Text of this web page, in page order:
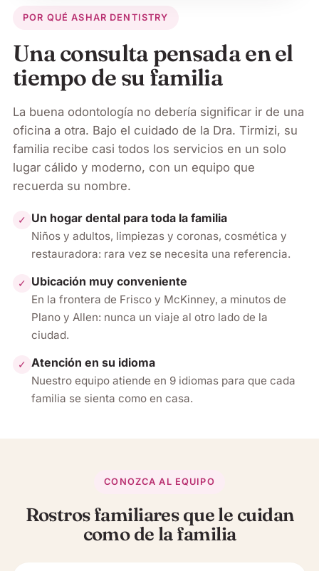
POR QUÉ ASHAR DENTISTRY
Una consulta pensada en el
tiempo de su familia
La buena odontología no debería significar ir de una
oficina a otra. Bajo el cuidado de la Dra. Tirmizi, su
familia recibe casi todos los servicios en un solo
lugar cálido y moderno, con un equipo que
recuerda su nombre.
✓ Un hogar dental para toda la familia
Niños y adultos, limpiezas y coronas, cosmética y
restauradora: rara vez se necesita una referencia.
✓ Ubicación muy conveniente
En la frontera de Frisco y McKinney, a minutos de
Plano y Allen: nunca un viaje al otro lado de la
ciudad.
✓ Atención en su idioma
Nuestro equipo atiende en 9 idiomas para que cada
familia se sienta como en casa.
CONOZCA AL EQUIPO
Rostros familiares que le cuidan
como de la familia